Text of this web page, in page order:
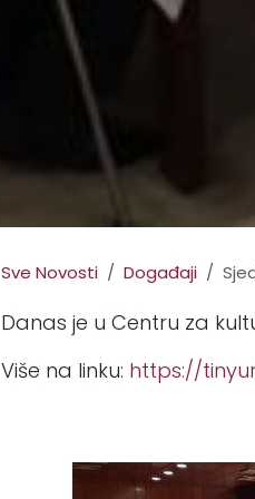
Sve Novosti Događaji
Danas je u Centru za
Više na linku: https://